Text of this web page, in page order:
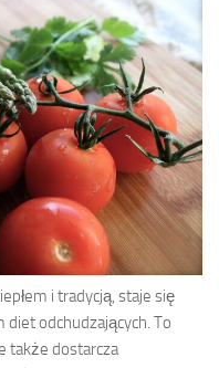
i tradycją, staje się
odchudzających. To
także dostarcza